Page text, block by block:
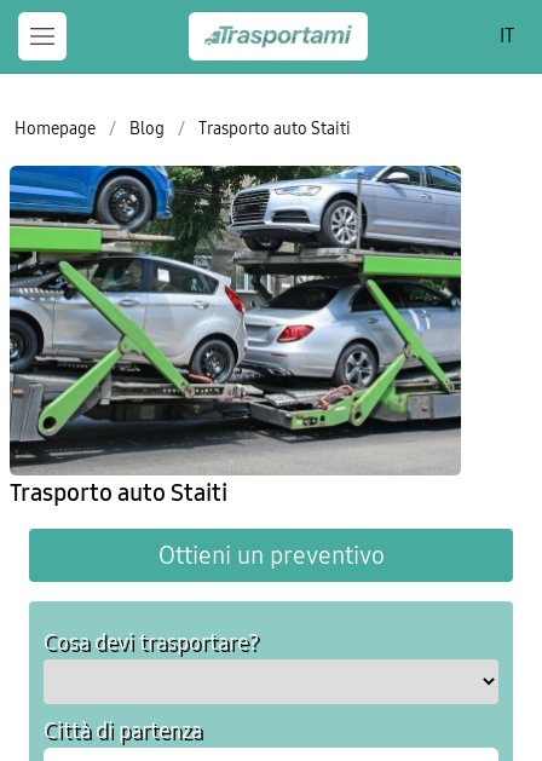
IT
Homepage / Blog / Trasporto auto Staiti
Trasporto auto Staiti
Ottieni un preventivo
Cosa devi trasportare?
Città di partenza